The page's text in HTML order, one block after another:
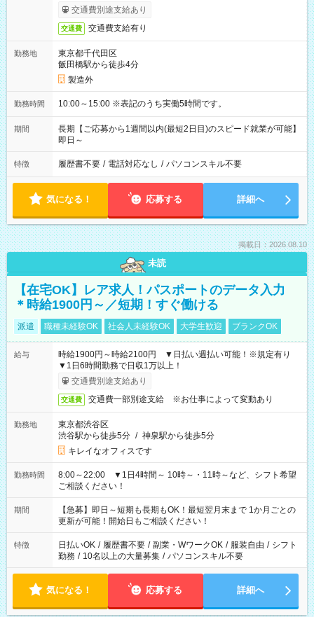
交通費別途支給あり
交通費 交通費支給有り
勤務地
東京都千代田区
飯田橋駅から徒歩4分
製造外
勤務時間 10:00～15:00 ※表記のうち実働5時間です。
期間
長期【ご応募から1週間以内(最短2日目)のスピード就業が可能】
即日～
特徴 履歴書不要 / 電話対応なし / パソコンスキル不要
気になる！ 応募する 詳細へ
掲載日：2026.08.10
未読
【在宅OK】レア求人！パスポートのデータ入力
＊時給1900円～／短期！すぐ働ける
派遣 職種未経験OK 社会人未経験OK 大学生歓迎 ブランクOK
給与
時給1900円～時給2100円 ▼日払い週払い可能！※規定有り
▼1日6時間勤務で日収1万以上！
交通費別途支給あり
交通費 交通費一部別途支給 ※お仕事によって変動あり
勤務地
東京都渋谷区
渋谷駅から徒歩5分 / 神泉駅から徒歩5分
キレイなオフィスです
勤務時間
8:00～22:00 ▼1日4時間～ 10時～・11時～など、シフト希望
ご相談ください！
期間
【急募】即日～短期も長期もOK！最短翌月末まで 1か月ごとの
更新が可能！開始日もご相談ください！
特徴 日払いOK / 履歴書不要 / 副業・WワークOK / 服装自由 / シフト
勤務 / 10名以上の大量募集 / パソコンスキル不要
気になる！ 応募する 詳細へ